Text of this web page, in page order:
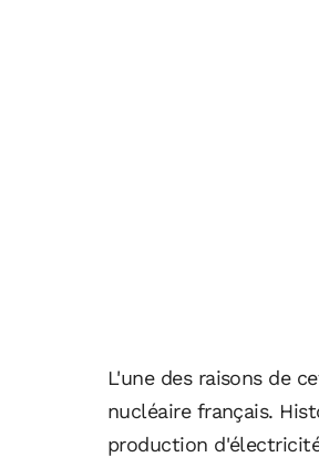
L'une des raisons de
nucléaire français.
production